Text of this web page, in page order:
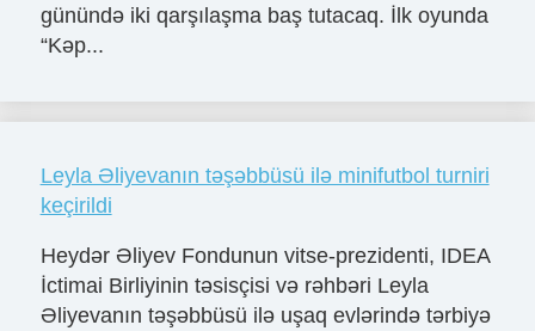
günündə iki qarşılaşma baş tutacaq. İlk oyunda
“Kəp...
Leyla Əliyevanın təşəbbüsü ilə minifutbol turniri
keçirildi
Heydər Əliyev Fondunun vitse-prezidenti, IDEA
İctimai Birliyinin təsisçisi və rəhbəri Leyla
Əliyevanın təşəbbüsü ilə uşaq evlərində tərbiyə